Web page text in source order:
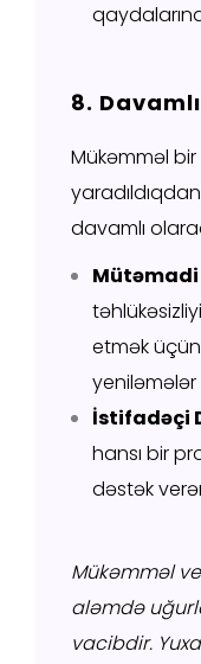
8.
Mükəmməl
davamlı
Mütəmadi
etmək
İstifadəçi
hansı bir
dəstək
Mükəmməl
aləmdə
vacibdir.